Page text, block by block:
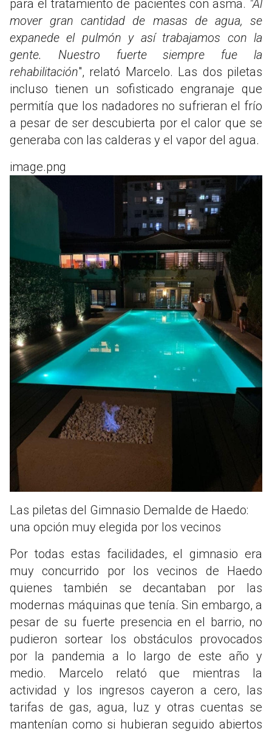
para el tratamiento de pacientes con asma. "Al
mover gran cantidad de masas de agua, se
expanede el pulmón y así trabajamos con la
gente. Nuestro fuerte siempre fue la
rehabilitación", relató Marcelo. Las dos piletas
incluso tienen un sofisticado engranaje que
permitía que los nadadores no sufrieran el frío
a pesar de ser descubierta por el calor que se
generaba con las calderas y el vapor del agua.
image.png
Las piletas del Gimnasio Demalde de Haedo:
una opción muy elegida por los vecinos
Por todas estas facilidades, el gimnasio era
muy concurrido por los vecinos de Haedo
quienes también se decantaban por las
modernas máquinas que tenía. Sin embargo, a
pesar de su fuerte presencia en el barrio, no
pudieron sortear los obstáculos provocados
por la pandemia a lo largo de este año y
medio. Marcelo relató que mientras la
actividad y los ingresos cayeron a cero, las
tarifas de gas, agua, luz y otras cuentas se
mantenían como si hubieran seguido abiertos